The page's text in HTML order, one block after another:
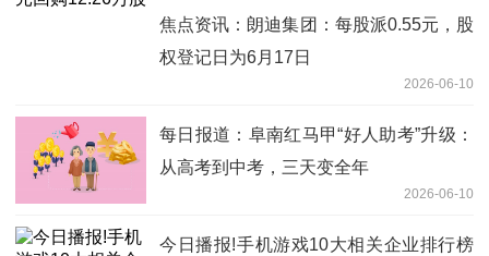
焦点资讯：朗迪集团：每股派0.55元，股
权登记日为6月17日
2026-06-10
每日报道：阜南红马甲“好人助考”升级：
从高考到中考，三天变全年
2026-06-10
今日播报!手机游戏10大相关企业排行榜